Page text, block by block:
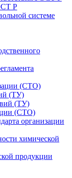
Р
системе
(СТО)
(ТУ)
(ТУ)
(СТО)
организации
химической
продукции